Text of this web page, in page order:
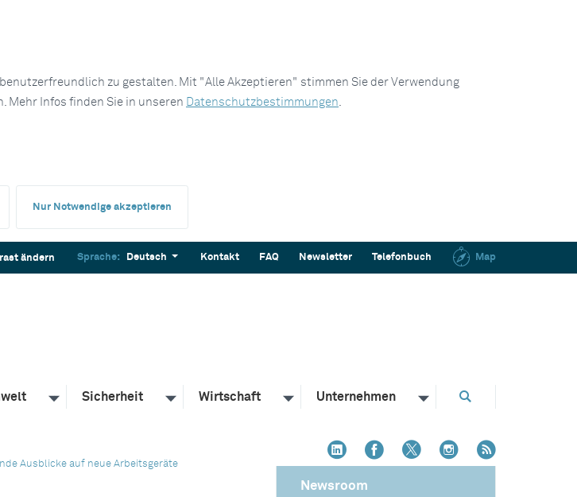
zu gestalten. Mit "Alle Akzeptieren" stimmen Sie der Verwendung
Mehr Infos finden Sie in unseren Datenschutzbestimmungen.
Nur Notwendige akzeptieren
ändern Sprache: Deutsch Kontakt FAQ Newsletter Telefonbuch Map
Sicherheit Wirtschaft Unternehmen
Ausblicke auf neue Arbeitsgeräte
Newsroom